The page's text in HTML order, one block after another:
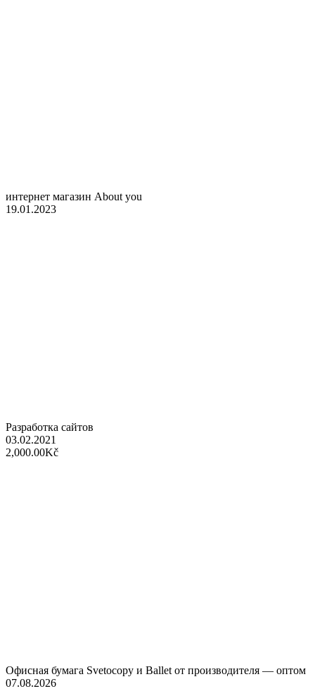
интернет магазин About you
19.01.2023
Разработка сайтов
03.02.2021
2,000.00Kč
Офисная бумага Svetocopy и Ballet от производителя — оптом
07.08.2026